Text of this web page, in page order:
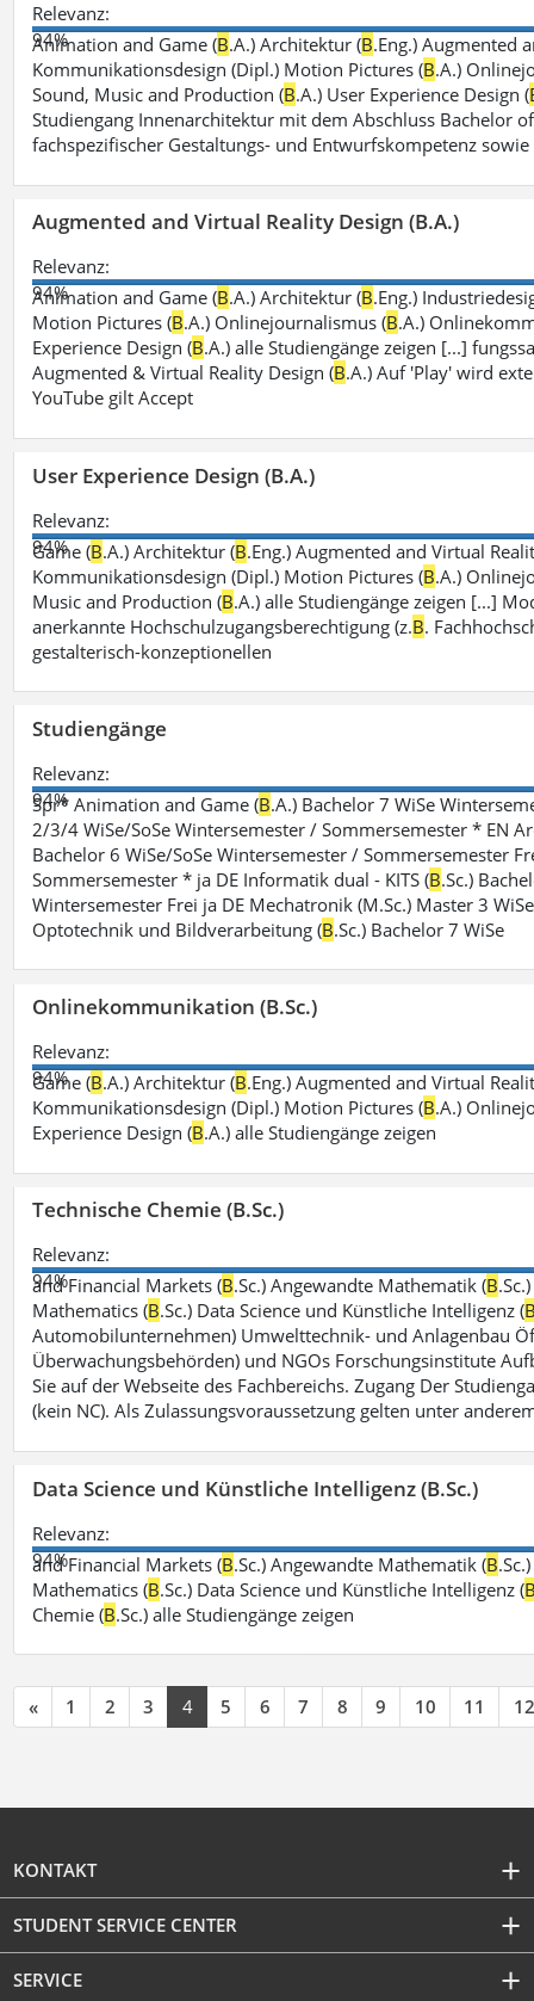
Relevanz:
94%
Animation and Game (B.A.) Architektur (B.Eng.) Augmented
Kommunikationsdesign (Dipl.) Motion Pictures (B.A.)
Sound, Music and Production (B.A.) User Experience Design (
Studiengang Innenarchitektur mit dem Abschluss Bachelor
fachspezifischer Gestaltungs- und Entwurfskompetenz
Augmented and Virtual Reality Design (B.A.)
Relevanz:
94%
Animation and Game (B.A.) Architektur (B.Eng.)
Motion Pictures (B.A.) Onlinejournalismus (B.A.)
Experience Design (B.A.) alle Studiengänge zeigen [...]
Augmented & Virtual Reality Design (B.A.) Auf 'Play' wird
YouTube gilt Accept
User Experience Design (B.A.)
Relevanz:
94%
Game (B.A.) Architektur (B.Eng.) Augmented and Virtual
Kommunikationsdesign (Dipl.) Motion Pictures (B.A.)
Music and Production (B.A.) alle Studiengänge zeigen [...]
anerkannte Hochschulzugangsberechtigung (z.B.
gestalterisch-konzeptionellen
Studiengänge
Relevanz:
94%
Spr* Animation and Game (B.A.) Bachelor 7 WiSe
2/3/4 WiSe/SoSe Wintersemester / Sommersemester * EN
Bachelor 6 WiSe/SoSe Wintersemester / Sommersemester
Sommersemester * ja DE Informatik dual - KITS (B.Sc.)
Wintersemester Frei ja DE Mechatronik (M.Sc.) Master 3
Optotechnik und Bildverarbeitung (B.Sc.) Bachelor 7 WiSe
Onlinekommunikation (B.Sc.)
Relevanz:
94%
Game (B.A.) Architektur (B.Eng.) Augmented and Virtual
Kommunikationsdesign (Dipl.) Motion Pictures (B.A.)
Experience Design (B.A.) alle Studiengänge zeigen
Technische Chemie (B.Sc.)
Relevanz:
94%
and Financial Markets (B.Sc.) Angewandte Mathematik (B
Mathematics (B.Sc.) Data Science und Künstliche Intelligenz (
Automobilunternehmen) Umwelttechnik- und Anlagenbau
Überwachungsbehörden) und NGOs Forschungsinstitute
Sie auf der Webseite des Fachbereichs. Zugang Der
(kein NC). Als Zulassungsvoraussetzung gelten unter
Data Science und Künstliche Intelligenz (B.Sc.)
Relevanz:
94%
and Financial Markets (B.Sc.) Angewandte Mathematik (B
Mathematics (B.Sc.) Data Science und Künstliche Intelligenz (
Chemie (B.Sc.) alle Studiengänge zeigen
« 1 2 3 4 5 6 7 8 9 10 11 12
KONTAKT
STUDENT SERVICE CENTER
SERVICE